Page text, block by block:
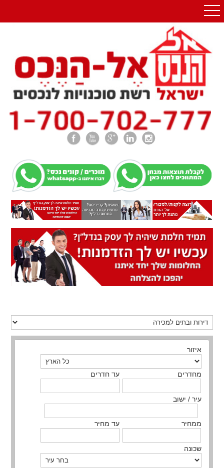
איזור
מחדרים עד חדרים
עיר / ישוב
ממחיר עד מחיר
שכונה